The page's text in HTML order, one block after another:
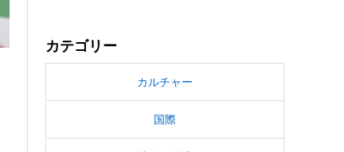
カテゴリー
カルチャー
国際